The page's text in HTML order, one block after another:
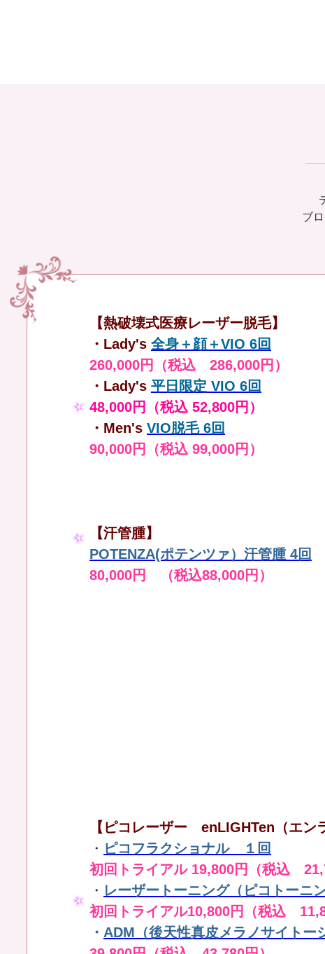
ブ
【熱破壊式医療レーザー脱毛】
・Lady's 全身＋顔＋VIO 6回
260,000円（税込 286,000円）
・Lady's 平日限定 VIO 6回
48,000円（税込 52,800円）
・Men's VIO脱毛 6回
90,000円（税込 99,000円）
【汗管腫】
POTENZA(ポテンツァ）汗管腫 4回
80,000円 （税込88,000円）
【ピコレーザー enLIGHTen（エン
・ ピコフラクショナル １回
初回トライアル 19,800円（税込
・ レーザートーニング（ピコトーニ
初回トライアル10,800円（税込
・ ADM（後天性真皮メラノサイトー